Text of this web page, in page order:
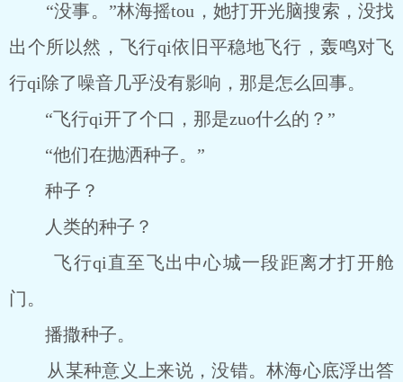
“没事。”林海摇tou，她打开光脑搜索，没找
出个所以然，飞行qi依旧平稳地飞行，轰鸣对飞
行qi除了噪音几乎没有影响，那是怎么回事。
“飞行qi开了个口，那是zuo什么的？”
“他们在抛洒种子。”
种子？
人类的种子？
飞行qi直至飞出中心城一段距离才打开舱
门。
播撒种子。
从某种意义上来说，没错。林海心底浮出答